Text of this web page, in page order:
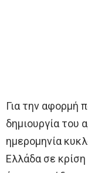
Για την αφορμή
δημιουργία του
ημερομηνία
Ελλάδα σε κρίση